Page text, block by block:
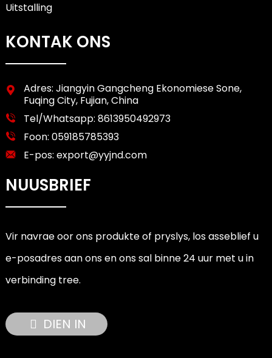
Uitstalling
KONTAK ONS
Adres: Jiangyin Gangcheng Ekonomiese Sone,
Fuqing City, Fujian, China
Tel/Whatsapp: 8613950492973
Foon: 059185785393
E-pos: export@yyjnd.com
NUUSBRIEF
Vir navrae oor ons produkte of pryslys, los asseblief u
e-posadres aan ons en ons sal binne 24 uur met u in
verbinding tree.
DIEN IN